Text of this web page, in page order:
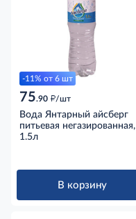
-11% от 6 шт
75.90 д/шт
Вода Янтарный айсберг
питьевая негазированная,
1.5л
В корзину